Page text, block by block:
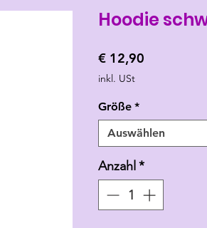
Hoodie
€ 12,90
inkl. USt
Größe *
Auswählen
Anzahl *